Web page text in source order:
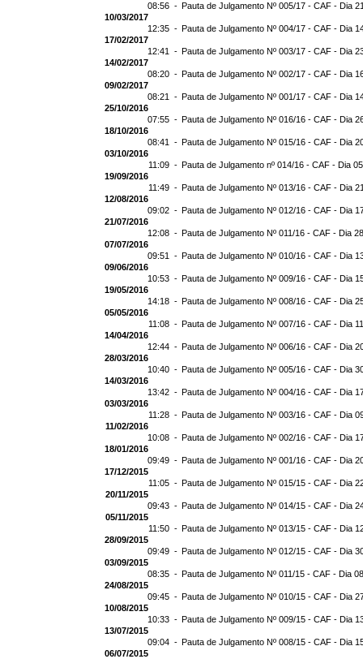
08:56 - Pauta de Julgamento Nº 005/17 - CAF - Dia
10/03/2017
12:35 - Pauta de Julgamento Nº 004/17 - CAF - Dia
17/02/2017
12:41 - Pauta de Julgamento Nº 003/17 - CAF - Dia
14/02/2017
08:20 - Pauta de Julgamento Nº 002/17 - CAF - Dia
09/02/2017
08:21 - Pauta de Julgamento Nº 001/17 - CAF - Dia
25/10/2016
07:55 - Pauta de Julgamento Nº 016/16 - CAF - Dia
18/10/2016
08:41 - Pauta de Julgamento Nº 015/16 - CAF - Dia
03/10/2016
11:09 - Pauta de Julgamento nº 014/16 - CAF - Dia
19/09/2016
11:49 - Pauta de Julgamento Nº 013/16 - CAF - Dia
12/08/2016
09:02 - Pauta de Julgamento Nº 012/16 - CAF - Dia
21/07/2016
12:08 - Pauta de Julgamento Nº 011/16 - CAF - Dia
07/07/2016
09:51 - Pauta de Julgamento Nº 010/16 - CAF - Dia
09/06/2016
10:53 - Pauta de Julgamento Nº 009/16 - CAF - Dia
19/05/2016
14:18 - Pauta de Julgamento Nº 008/16 - CAF - Dia
05/05/2016
11:08 - Pauta de Julgamento Nº 007/16 - CAF - Dia
14/04/2016
12:44 - Pauta de Julgamento Nº 006/16 - CAF - Dia
28/03/2016
10:40 - Pauta de Julgamento Nº 005/16 - CAF - Dia
14/03/2016
13:42 - Pauta de Julgamento Nº 004/16 - CAF - Dia
03/03/2016
11:28 - Pauta de Julgamento Nº 003/16 - CAF - Dia
11/02/2016
10:08 - Pauta de Julgamento Nº 002/16 - CAF - Dia
18/01/2016
09:49 - Pauta de Julgamento Nº 001/16 - CAF - Dia
17/12/2015
11:05 - Pauta de Julgamento Nº 015/15 - CAF - Dia
20/11/2015
09:43 - Pauta de Julgamento Nº 014/15 - CAF - Dia
05/11/2015
11:50 - Pauta de Julgamento Nº 013/15 - CAF - Dia
28/09/2015
09:49 - Pauta de Julgamento Nº 012/15 - CAF - Dia
03/09/2015
08:35 - Pauta de Julgamento Nº 011/15 - CAF - Dia
24/08/2015
09:45 - Pauta de Julgamento Nº 010/15 - CAF - Dia
10/08/2015
10:33 - Pauta de Julgamento Nº 009/15 - CAF - Dia
13/07/2015
09:04 - Pauta de Julgamento Nº 008/15 - CAF - Dia
06/07/2015